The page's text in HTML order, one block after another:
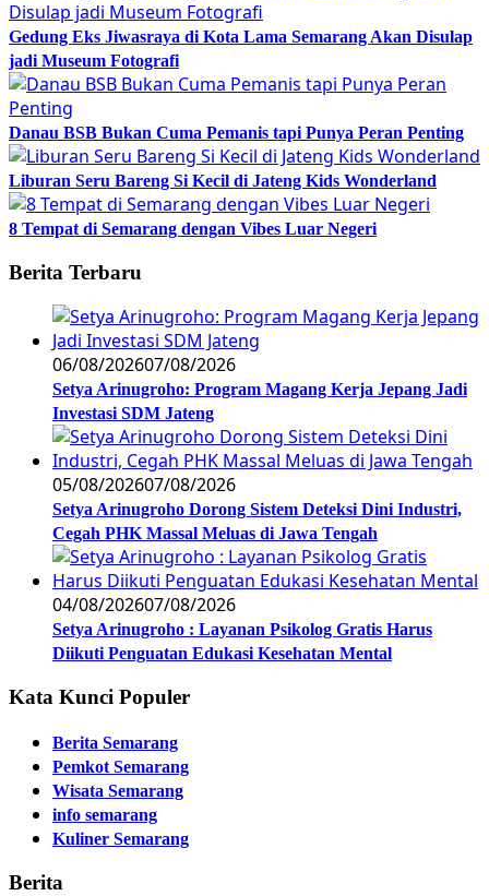
Gedung Eks Jiwasraya di Kota Lama Semarang Akan Disulap
jadi Museum Fotografi
Danau BSB Bukan Cuma Pemanis tapi Punya Peran Penting
Liburan Seru Bareng Si Kecil di Jateng Kids Wonderland
8 Tempat di Semarang dengan Vibes Luar Negeri
Berita Terbaru
06/08/202607/08/2026
Setya Arinugroho: Program Magang Kerja Jepang Jadi
Investasi SDM Jateng
05/08/202607/08/2026
Setya Arinugroho Dorong Sistem Deteksi Dini Industri,
Cegah PHK Massal Meluas di Jawa Tengah
04/08/202607/08/2026
Setya Arinugroho : Layanan Psikolog Gratis Harus
Diikuti Penguatan Edukasi Kesehatan Mental
Kata Kunci Populer
Berita Semarang
Pemkot Semarang
Wisata Semarang
info semarang
Kuliner Semarang
Berita